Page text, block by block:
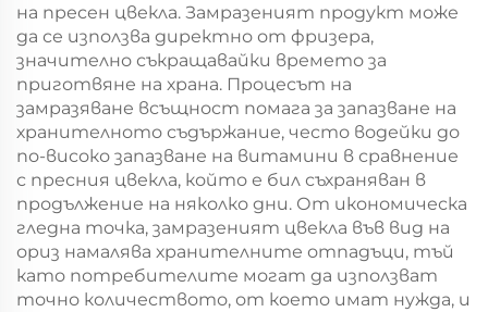
на пресен цвекла. Замразеният продукт може
да се използва директно от фризера,
значително съкращавайки времето за
приготвяне на храна. Процесът на
замразяване всъщност помага за запазване на
хранителното съдържание, често водейки до
по-високо запазване на витамини в сравнение
с пресния цвекла, който е бил съхраняван в
продължение на няколко дни. От икономическа
гледна точка, замразеният цвекла във вид на
ориз намалява хранителните отпадъци, тъй
като потребителите могат да използват
точно количеството, от което имат нужда, и